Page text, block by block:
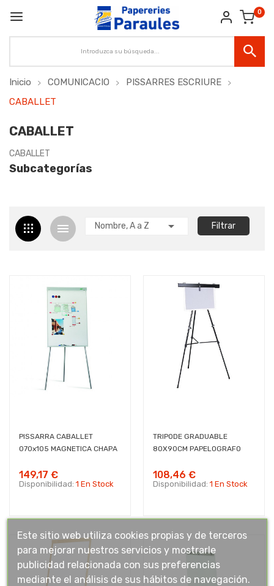
0
Inicio COMUNICACIO
PISSARRES ESCRIURE
CABALLET
CABALLET
CABALLET
Subcategorías
Nombre, A a Z  Filtrar
PISSARRA CABALLET
070x105 MAGNETICA CHAPA
149,17 €
Disponibilidad: 1 En Stock
TRIPODE GRADUABLE
80X90CM PAPELOGRAFO
108,46 €
Disponibilidad: 1 En Stock
Este sitio web utiliza cookies propias y de terceros
para mejorar nuestros servicios y mostrarle
publicidad relacionada con sus preferencias
mediante el análisis de sus hábitos de navegación.